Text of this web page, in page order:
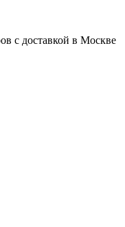
с доставкой в Москве